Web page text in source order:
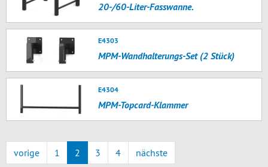
20-/60-Liter-Fasswanne.
E4303
MPM-Wandhalterungs-Set (2 Stück)
E4304
MPM-Topcard-Klammer
vorige 1 2 3 4
nächste